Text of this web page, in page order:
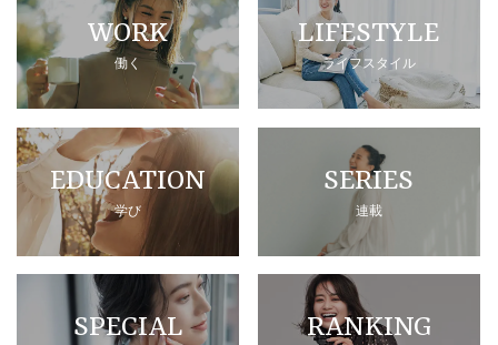
WORK
働く
LIFESTYLE
ライフスタイル
EDUCATION
学び
SERIES
連載
SPECIAL RANKING